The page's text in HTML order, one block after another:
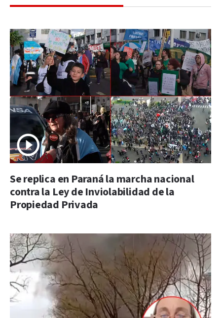
Se replica en Paraná la marcha nacional
contra la Ley de Inviolabilidad de la
Propiedad Privada